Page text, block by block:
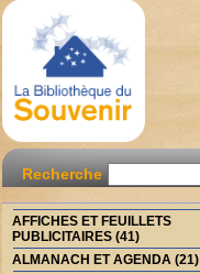
Recherche
AFFICHES ET FEUILLETS
PUBLICITAIRES (41)
ALMANACH ET AGENDA (21)